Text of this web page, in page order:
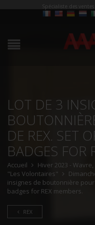
Spécialiste des
LOT DE 3
DE REX. SET
BADGES FOR
Accueil
Hiver 2023 -
"Les Volontaires"
insignes de boutonnière
badges for REX members.
REX